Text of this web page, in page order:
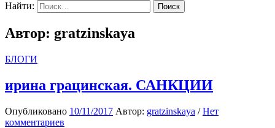
Найти:
Автор: gratzinskaya
БЛОГИ
ирина грацинская. САНКЦИИ
Опубликовано 10/11/2017 Автор: gratzinskaya /Нет
комментариев